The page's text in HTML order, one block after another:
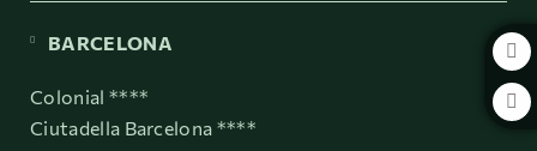
BARCELONA
Colonial ****
Ciutadella Barcelona ****